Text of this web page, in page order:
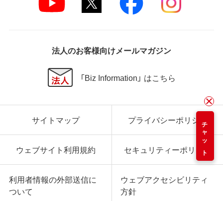
チャット
法人のお客様向けメールマガジン
「Biz Information」 はこちら
サイトマップ プライバシーポリシー
ウェブサイト利用規約 セキュリティーポリシー
利用者情報の外部送信に
ついて
ウェブアクセシビリティ
方針